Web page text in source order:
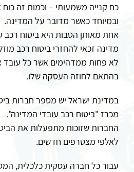
כח קנייה משמעותי – וכמות זה כוח
ובמיוחד כאשר מדובר על המדינה.
אחת מאותן הטבות היא ביטוח רכב
מדינה זכאי להחזרי ביטוח רכב
לא פחות ממדהימים אשר כל
בהתאם לחוזה העסקה שלו.
במדינת ישראל יש מספר חברות
מכרז "ביטוח רכב עובדי המדינה".
החברות שזוכות מתפעלות את
לאלפי מצטרפים חדשים.
עבור כל חברה עסקית כלכלית,